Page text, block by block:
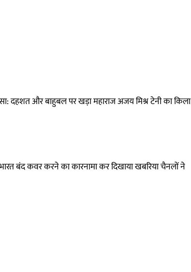
दहशत और बाहुबल पर खड़ा महाराज अजय मिश्र टेनी का किला
बंद कवर करने का कारनामा कर दिखाया खबरिया चैनलों ने